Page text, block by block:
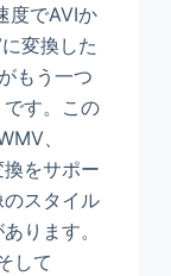
度でAVIか
変換した
もう一つ
す。この
、
をサポー
のスタイル
ります。
して